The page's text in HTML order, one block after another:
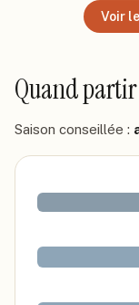
Voir
Quand partir
Saison conseillée :